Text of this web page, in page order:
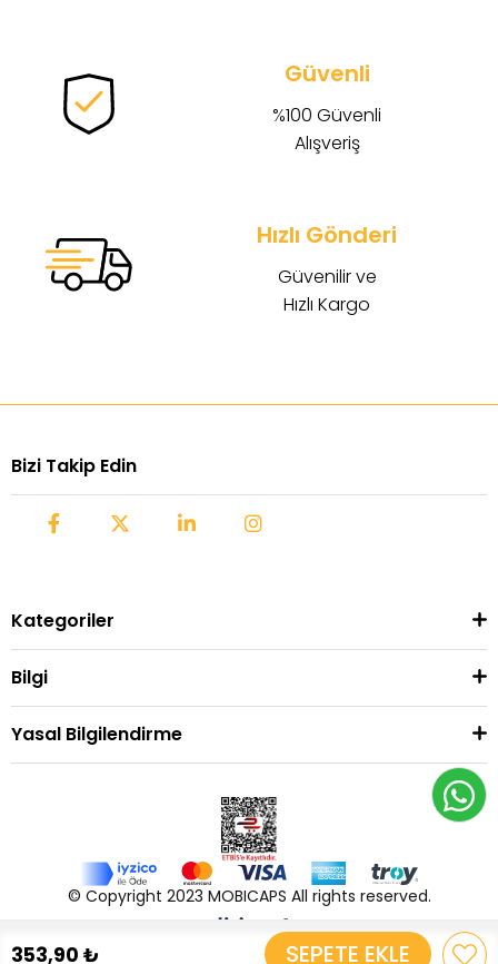
353,90 ₺
Güvenli
%100 Güvenli
Alışveriş
Hızlı Gönderi
Güvenilir ve
Hızlı Kargo
Bizi Takip Edin
Kategoriler
Bilgi
Yasal Bilgilendirme
© Copyright 2023 MOBICAPS All rights reserved.